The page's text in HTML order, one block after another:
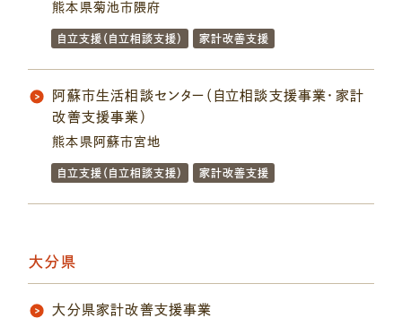
熊本県菊池市隈府
自立支援（自立相談支援） 家計改善支援
阿蘇市生活相談センター（自立相談支援事業・家計
改善支援事業）
熊本県阿蘇市宮地
自立支援（自立相談支援） 家計改善支援
大分県
大分県家計改善支援事業